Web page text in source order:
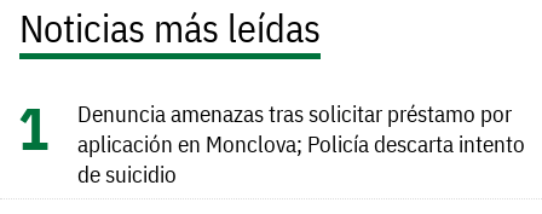
Noticias más leídas
Denuncia amenazas tras solicitar préstamo por
aplicación en Monclova; Policía descarta intento
de suicidio